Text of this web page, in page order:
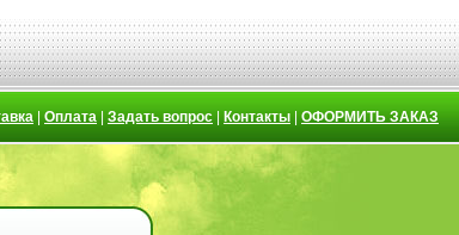
Оплата Задать вопрос Контакты ОФОРМИТЬ ЗАКАЗ